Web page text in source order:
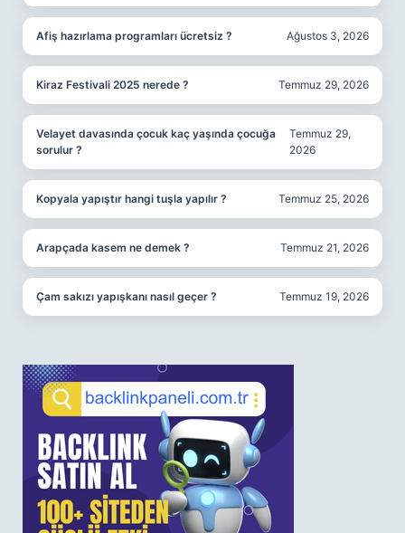
Afiş hazırlama programları ücretsiz ? Ağustos 3, 2026
Kiraz Festivali 2025 nerede ? Temmuz 29, 2026
Velayet davasında çocuk kaç yaşında çocuğa
sorulur ?
Temmuz 29,
2026
Kopyala yapıştır hangi tuşla yapılır ? Temmuz 25, 2026
Arapçada kasem ne demek ? Temmuz 21, 2026
Çam sakızı yapışkanı nasıl geçer ? Temmuz 19, 2026